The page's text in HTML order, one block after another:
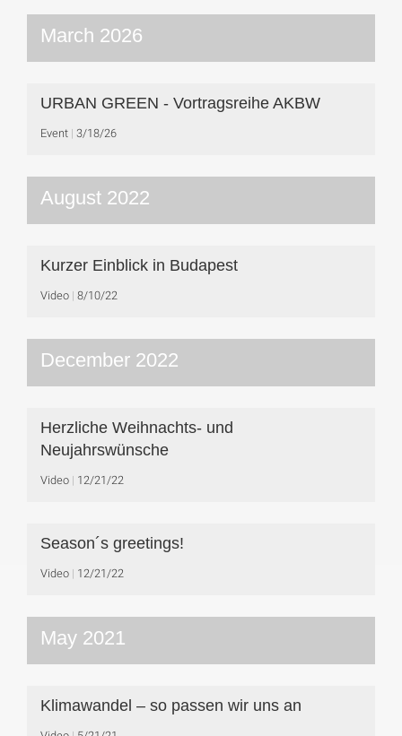
March 2026
URBAN GREEN - Vortragsreihe AKBW
Event 3/18/26
August 2022
Kurzer Einblick in Budapest
Video 8/10/22
December 2022
Herzliche Weihnachts- und
Neujahrswünsche
Video 12/21/22
Season´s greetings!
Video 12/21/22
May 2021
Klimawandel – so passen wir uns an